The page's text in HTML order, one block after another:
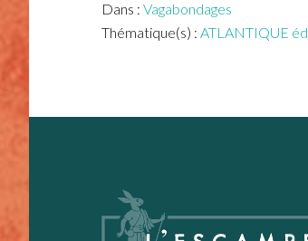
Dans : Vagabondages
Thématique(s) : ATLANTIQUE éd.
Footer